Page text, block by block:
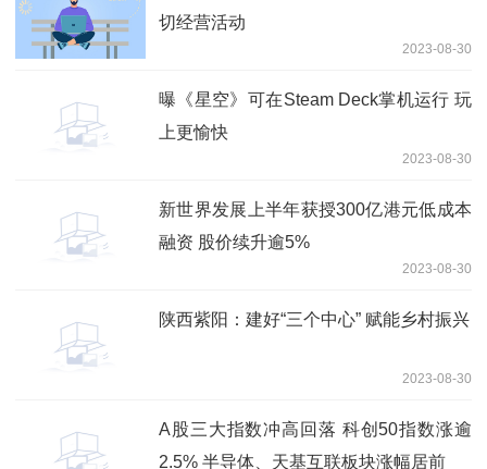
切经营活动
2023-08-30
曝《星空》可在Steam Deck掌机运行 玩
上更愉快
2023-08-30
新世界发展上半年获授300亿港元低成本
融资 股价续升逾5%
2023-08-30
陕西紫阳：建好“三个中心” 赋能乡村振兴
2023-08-30
A股三大指数冲高回落 科创50指数涨逾
2.5% 半导体、天基互联板块涨幅居前